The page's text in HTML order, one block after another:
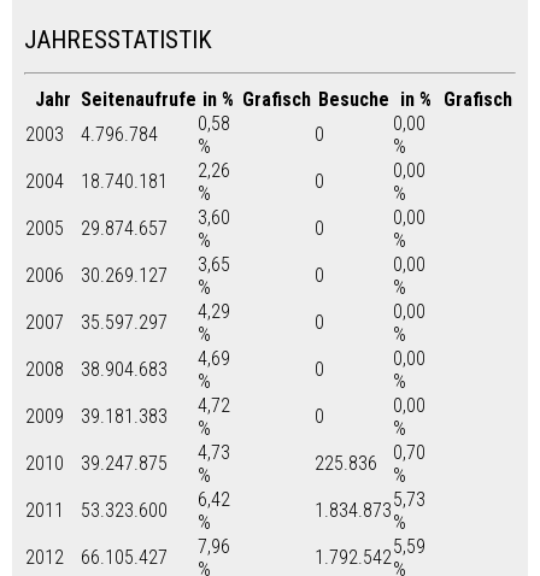
JAHRESSTATISTIK
Jahr Seitenaufrufe in % Grafisch Besuche in %
Grafisch
2003
4.796.784
0,58
%
0
0,00
%
2004
18.740.181
2,26
%
0
0,00
%
2005
29.874.657
3,60
%
0
0,00
%
2006
30.269.127
3,65
%
0
0,00
%
2007
35.597.297
4,29
%
0
0,00
%
2008
38.904.683
4,69
%
0
0,00
%
2009
39.181.383
4,72
%
0
0,00
%
2010
39.247.875
4,73
%
225.836
0,70
%
2011
53.323.600
6,42
%
1.834.8735,73
%
2012
66.105.427
7,96
%
1.792.5425,59
%